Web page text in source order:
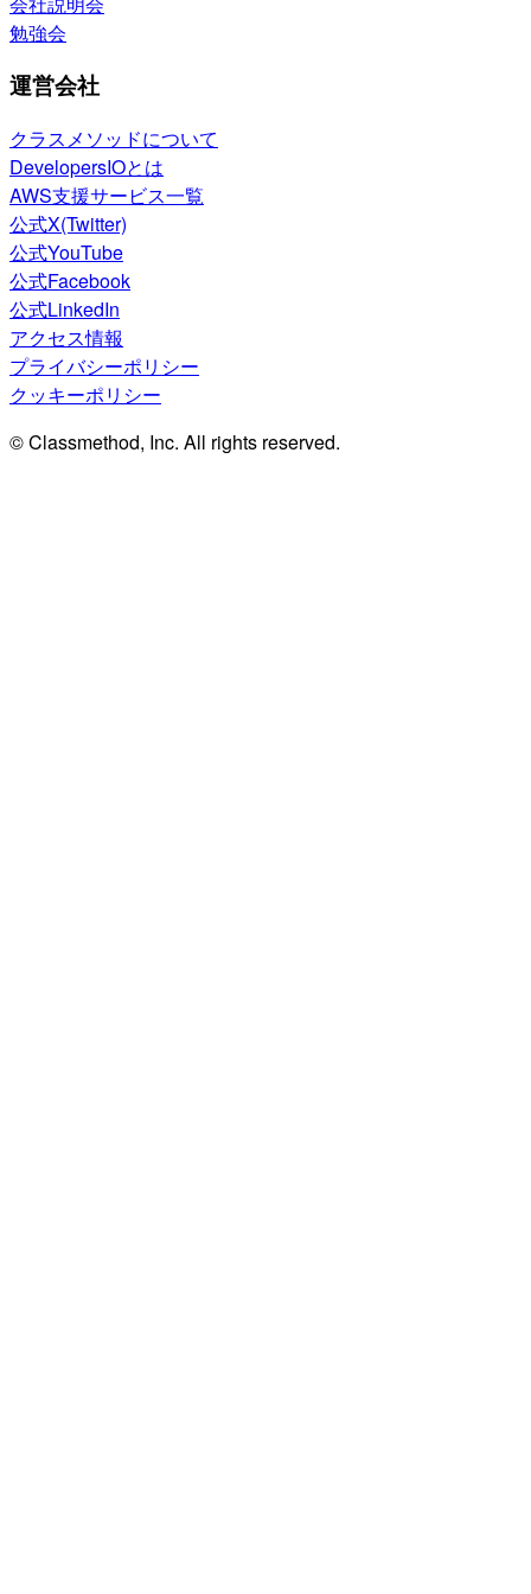
勉強会
運営会社
クラスメソッドについて
DevelopersIOとは
AWS支援サービス一覧
公式X(Twitter)
公式YouTube
公式Facebook
公式LinkedIn
アクセス情報
プライバシーポリシー
クッキーポリシー
© Classmethod, Inc. All rights reserved.